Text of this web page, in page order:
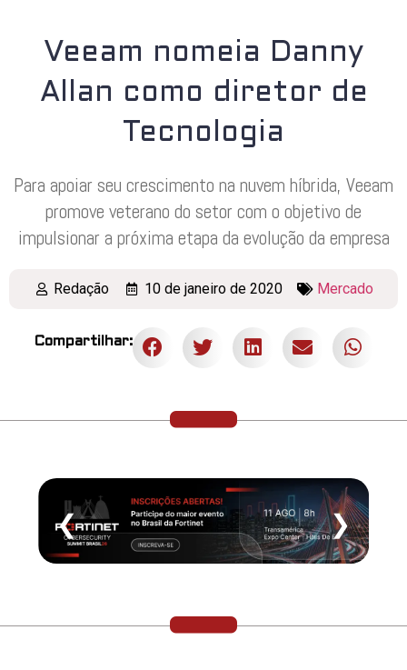
Veeam nomeia Danny
Allan como diretor de
Tecnologia
Para apoiar seu crescimento na nuvem híbrida, Veeam
promove veterano do setor com o objetivo de
impulsionar a próxima etapa da evolução da empresa
Redação 10 de janeiro de 2020 Mercado
Compartilhar:
❮ ❯